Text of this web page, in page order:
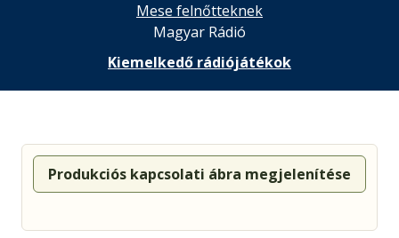
Mese felnőtteknek
Magyar Rádió
Kiemelkedő rádiójátékok
Produkciós kapcsolati ábra megjelenítése